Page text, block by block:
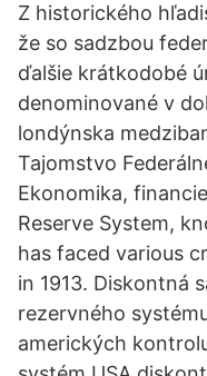
Z historického
že so sadzbou
ďalšie krátkodobé
denominované v
londýnska
Tajomstvo
Ekonomika,
Reserve System,
has faced various
in 1913. Diskontná
rezervného
amerických